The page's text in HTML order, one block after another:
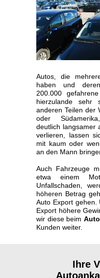
Autos, die
haben und
200.000
hierzulande sehr
anderen Teilen der
oder
deutlich langsamer
verlieren, lassen
mit kaum oder
an den Mann
Auch Fahrzeuge
etwa einem
Unfallschaden,
höheren Betrag
Auto Export gehen.
Export höhere
wir diese beim
Kunden weiter.
Ihre